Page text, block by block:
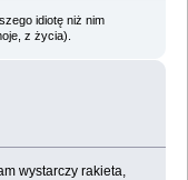
idiotę niż nim
z życia).
wystarczy rakieta,